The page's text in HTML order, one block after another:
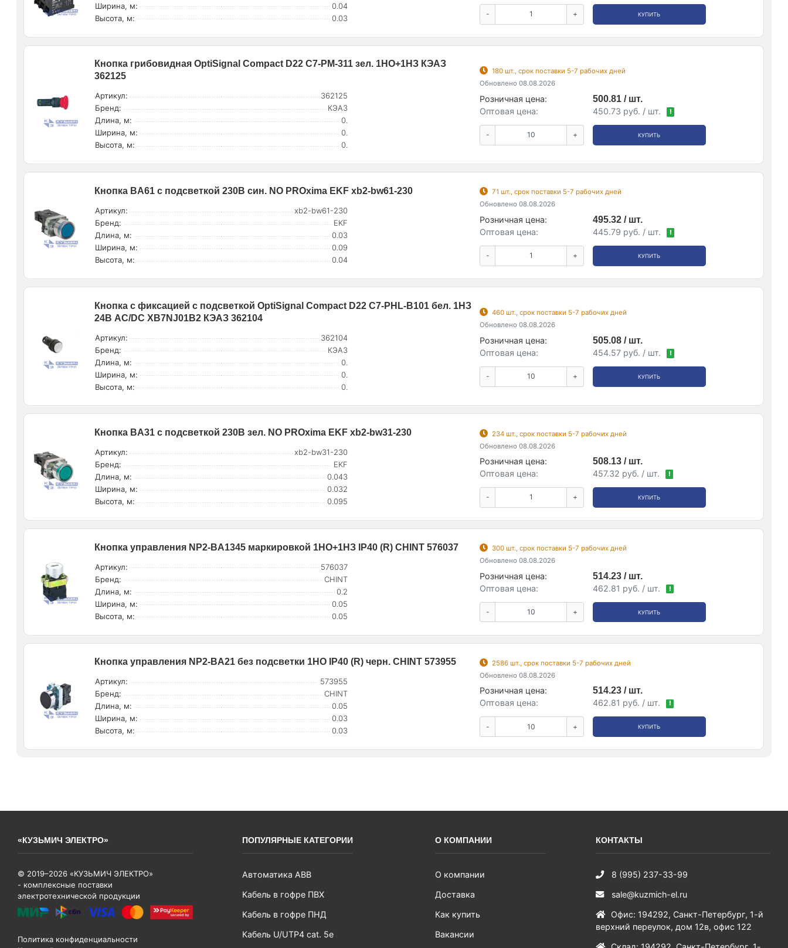
Ширина, м:
0.04
Высота, м:
0.03 - + КУПИТЬ
Кнопка грибовидная OptiSignal Compact D22 С7-PM-311 зел. 1НО+1НЗ КЭАЗ
362125
Артикул:
362125
Бренд:
КЭАЗ
Длина, м:
0.
Ширина, м:
0.
Высота, м:
0.
180 шт., срок поставки 5-7 рабочих дней
Обновлено 08.08.2026
Розничная цена:
500.81 / шт.
Оптовая цена:
450.73 руб. / шт. !
- + КУПИТЬ
Кнопка BA61 с подсветкой 230В син. NO PROxima EKF xb2-bw61-230
Артикул:
xb2-bw61-230
Бренд:
EKF
Длина, м:
0.03
Ширина, м:
0.09
Высота, м:
0.04
71 шт., срок поставки 5-7 рабочих дней
Обновлено 08.08.2026
Розничная цена:
495.32 / шт.
Оптовая цена:
445.79 руб. / шт. !
- + КУПИТЬ
Кнопка с фиксацией с подсветкой OptiSignal Compact D22 С7-PHL-B101 бел. 1НЗ
24В AC/DC XB7NJ01B2 КЭАЗ 362104
Артикул:
362104
Бренд:
КЭАЗ
Длина, м:
0.
Ширина, м:
0.
Высота, м:
0.
460 шт., срок поставки 5-7 рабочих дней
Обновлено 08.08.2026
Розничная цена:
505.08 / шт.
Оптовая цена:
454.57 руб. / шт. !
- + КУПИТЬ
Кнопка BA31 с подсветкой 230В зел. NO PROxima EKF xb2-bw31-230
Артикул:
xb2-bw31-230
Бренд:
EKF
Длина, м:
0.043
Ширина, м:
0.032
Высота, м:
0.095
234 шт., срок поставки 5-7 рабочих дней
Обновлено 08.08.2026
Розничная цена:
508.13 / шт.
Оптовая цена:
457.32 руб. / шт. !
- + КУПИТЬ
Кнопка управления NP2-BA1345 маркировкой 1НО+1НЗ IP40 (R) CHINT 576037
Артикул:
576037
Бренд:
CHINT
Длина, м:
0.2
Ширина, м:
0.05
Высота, м:
0.05
300 шт., срок поставки 5-7 рабочих дней
Обновлено 08.08.2026
Розничная цена:
514.23 / шт.
Оптовая цена:
462.81 руб. / шт. !
- + КУПИТЬ
Кнопка управления NP2-BA21 без подсветки 1НО IP40 (R) черн. CHINT 573955
Артикул:
573955
Бренд:
CHINT
Длина, м:
0.05
Ширина, м:
0.03
Высота, м:
0.03
2586 шт., срок поставки 5-7 рабочих дней
Обновлено 08.08.2026
Розничная цена:
514.23 / шт.
Оптовая цена:
462.81 руб. / шт. !
- + КУПИТЬ
«КУЗЬМИЧ ЭЛЕКТРО»
© 2019–2026 «КУЗЬМИЧ ЭЛЕКТРО»
- комплексные поставки
электротехнической продукции
Политика конфиденциальности
ПОПУЛЯРНЫЕ КАТЕГОРИИ
Автоматика ABB
Кабель в гофре ПВХ
Кабель в гофре ПНД
Кабель U/UTP4 cat. 5e
О КОМПАНИИ
О компании
Доставка
Как купить
Вакансии
КОНТАКТЫ
8 (995) 237-33-99
sale@kuzmich-el.ru
Офис: 194292, Санкт-Петербург, 1-й
верхний переулок, дом 12в, офис 122